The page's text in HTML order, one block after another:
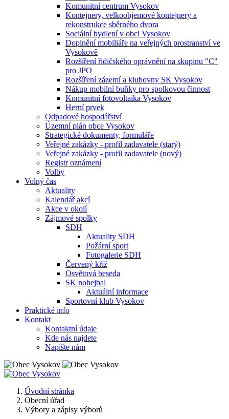
Komunitní centrum Vysokov
Kontejnery, velkoobjemové kontejnery a
rekonstrukce sběrného dvora
Sociální bydlení v obci Vysokov
Doplnění mobiliáře na veřejných prostranství ve
Vysokově
Rozšíření řidičského oprávnění na skupinu "C"
pro JPO
Rozšíření zázemí a klubovny SK Vysokov
Nákup mobilní buňky pro spolkovou činnost
Komunitní fotovoltaika Vysokov
Herní prvek
Odpadové hospodářství
Územní plán obce Vysokov
Strategické dokumenty, formuláře
Veřejné zakázky - profil zadavatele (starý)
Veřejné zakázky - profil zadavatele (nový)
Registr oznámení
Volby
Volný čas
Aktuality
Kalendář akcí
Akce v okolí
Zájmové spolky
SDH
Aktuality SDH
Požární sport
Fotogalerie SDH
Červený kříž
Osvětová beseda
SK nohejbal
Aktuální informace
Sportovní klub Vysokov
Praktické info
Kontakt
Kontaktní údaje
Kde nás najdete
Napište nám
Úvodní stránka
Obecní úřad
Výbory a zápisy výborů